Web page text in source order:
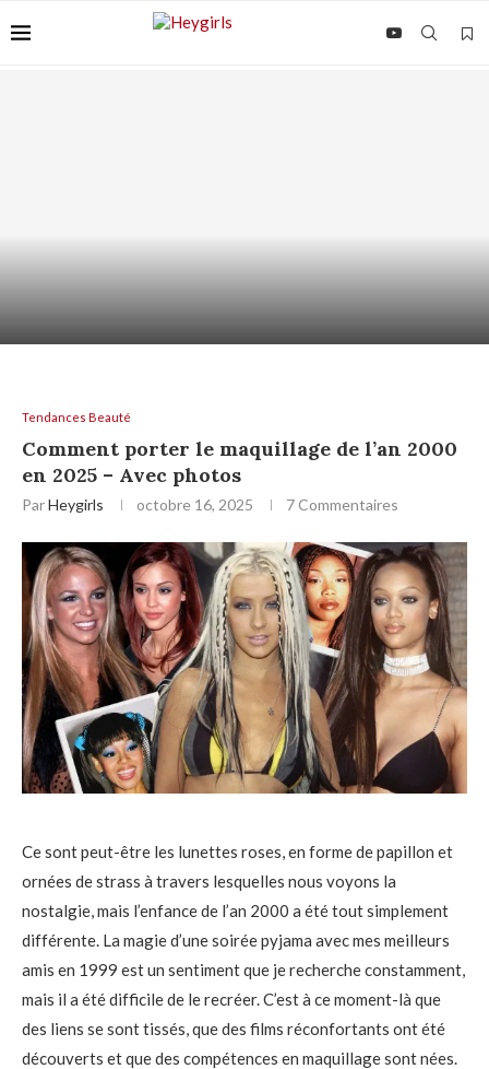
Tendances Beauté
Comment porter le maquillage de l’an 2000
en 2025 – Avec photos
ParHeygirls octobre 16, 2025 7 Commentaires
Ce sont peut-être les lunettes roses, en forme de papillon et
ornées de strass à travers lesquelles nous voyons la
nostalgie, mais l’enfance de l’an 2000 a été tout simplement
différente. La magie d’une soirée pyjama avec mes meilleurs
amis en 1999 est un sentiment que je recherche constamment,
mais il a été difficile de le recréer. C’est à ce moment-là que
des liens se sont tissés, que des films réconfortants ont été
découverts et que des compétences en maquillage sont nées.